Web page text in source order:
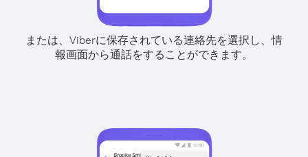
または、Viberに保存されている連絡先を選択し、情
報画面から通話をすることができます。